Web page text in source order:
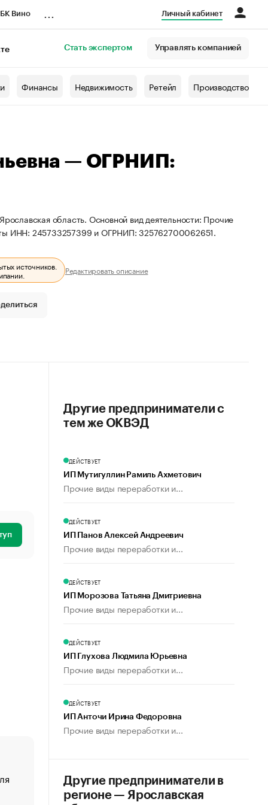
Вино Личный кабинет
Стать экспертом Управлять компанией
Финансы Недвижимость Ретейл Производство
— ОГРНИП:
область. Основной вид деятельности: Прочие
ИНН: 245733257399 и ОГРНИП: 325762700062651.
источников.
Редактировать описание
«От спорта тело стареет иначе». Как живет глава
создавшей GTA
Другие предприниматели с
тем же ОКВЭД
ДЕЙСТВУЕТ
ИП Мутигуллин Рамиль Ахметович
Прочие виды переработки и...
ДЕЙСТВУЕТ
ИП Панов Алексей Андреевич
Прочие виды переработки и...
ДЕЙСТВУЕТ
ИП Морозова Татьяна Дмитриевна
Прочие виды переработки и...
ДЕЙСТВУЕТ
ИП Глухова Людмила Юрьевна
Прочие виды переработки и...
ДЕЙСТВУЕТ
ИП Анточи Ирина Федоровна
Прочие виды переработки и...
Другие предприниматели в
регионе — Ярославская